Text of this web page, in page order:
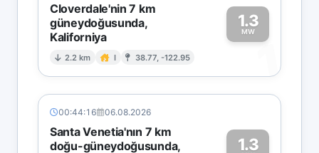
Cloverdale'nin 7 km
güneydoğusunda,
Kaliforniya
2.2 km I 38.77, -122.95
1.3
MW
1
00:44:16 06.08.2026
Santa Venetia'nın 7 km
doğu-güneydoğusunda,
1.3